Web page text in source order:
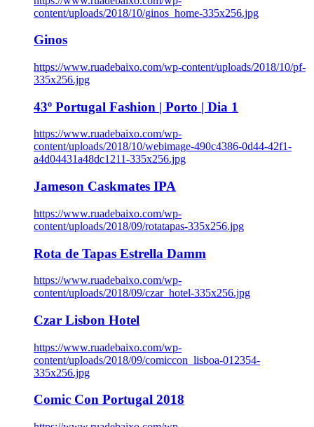
content/uploads/2018/10/ginos_home-335x256.jpg
Ginos
https://www.ruadebaixo.com/wp-content/uploads/2018/10/pf-
335x256.jpg
43º Portugal Fashion | Porto | Dia 1
https://www.ruadebaixo.com/wp-
content/uploads/2018/10/webimage-490c4386-0d44-42f1-
a4d04431a48dc1211-335x256.jpg
Jameson Caskmates IPA
https://www.ruadebaixo.com/wp-
content/uploads/2018/09/rotatapas-335x256.jpg
Rota de Tapas Estrella Damm
https://www.ruadebaixo.com/wp-
content/uploads/2018/09/czar_hotel-335x256.jpg
Czar Lisbon Hotel
https://www.ruadebaixo.com/wp-
content/uploads/2018/09/comiccon_lisboa-012354-
335x256.jpg
Comic Con Portugal 2018